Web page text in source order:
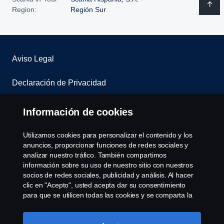
Region:
Región Sur
Aviso Legal
Declaración de Privacidad
Contacta con nosotros
Whistleblowing
Política de cookies
Cookie settings
Información de cookies
Utilizamos cookies para personalizar el contenido y los
anuncios, proporcionar funciones de redes sociales y
analizar nuestro tráfico. También compartimos
información sobre su uso de nuestro sitio con nuestros
socios de redes sociales, publicidad y análisis. Al hacer
clic en "Acepto", usted acepta dar su consentimiento
para que se utilicen todas las cookies y se comparta la
haciendo clic en "Configuración de cookies" y